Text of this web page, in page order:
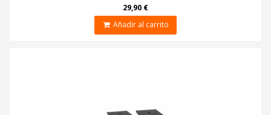
29,90 €
Añadir al carrito